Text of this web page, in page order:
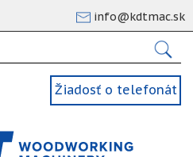
info@kdtmac.sk
Žiadosť o telefonát